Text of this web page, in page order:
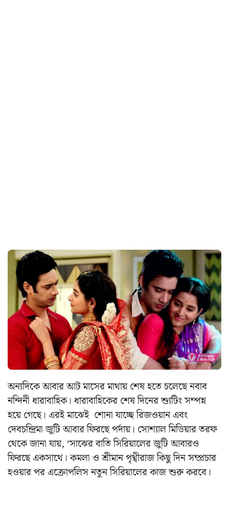
অন্যদিকে আবার আট মাসের মাথায় শেষ হতে চলেছে নবাব
নন্দিনী ধারাবাহিক। ধারাবাহিকের শেষ দিনের শ্যুটিং সম্পন্ন
হয়ে গেছে। এরই মাঝেই শোনা যাচ্ছে রিজওয়ান এবং
দেবচন্দ্রিমা জুটি আবার ফিরছে পর্দায়। সোশ্যাল মিডিয়ার তরফ
থেকে জানা যায়, ‘সাঝের বাতি সিরিয়ালের জুটি আবারও
ফিরছে একসাথে।কমলা ও শ্রীমান পৃথ্বীরাজ কিছু দিন সম্প্রচার
হওয়ার পর এক্রোপলিস নতুন সিরিয়ালের কাজ শুরু করবে।